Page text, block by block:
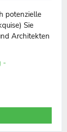
potenzielle
Sie
Architekten
-